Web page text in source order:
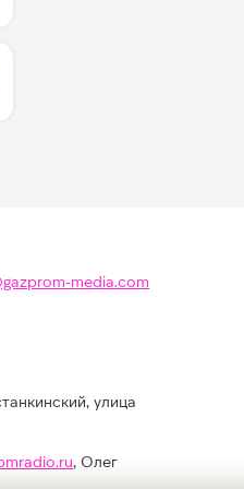
ЛАЙКОВ ЗА "THE
media.com
улица
, Олег